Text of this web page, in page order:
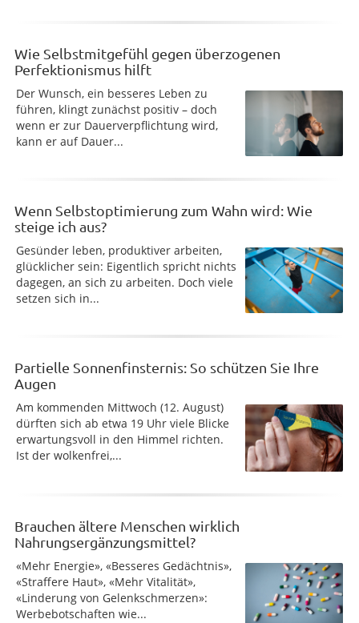
Wie Selbstmitgefühl gegen überzogenen
Perfektionismus hilft
Der Wunsch, ein besseres Leben zu
führen, klingt zunächst positiv – doch
wenn er zur Dauerverpflichtung wird,
kann er auf Dauer...
Wenn Selbstoptimierung zum Wahn wird: Wie
steige ich aus?
Gesünder leben, produktiver arbeiten,
glücklicher sein: Eigentlich spricht nichts
dagegen, an sich zu arbeiten. Doch viele
setzen sich in...
Partielle Sonnenfinsternis: So schützen Sie Ihre
Augen
Am kommenden Mittwoch (12. August)
dürften sich ab etwa 19 Uhr viele Blicke
erwartungsvoll in den Himmel richten.
Ist der wolkenfrei,...
Brauchen ältere Menschen wirklich
Nahrungsergänzungsmittel?
«Mehr Energie», «Besseres Gedächtnis»,
«Straffere Haut», «Mehr Vitalität»,
«Linderung von Gelenkschmerzen»:
Werbebotschaften wie...